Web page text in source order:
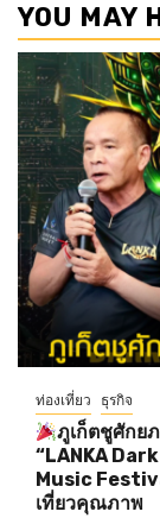
YOU MAY
ท่องเที่ยว ธุรกิจ
ภูเก็ตชูศักย
“LANKA
Music
เที่ยวคุณภาพ